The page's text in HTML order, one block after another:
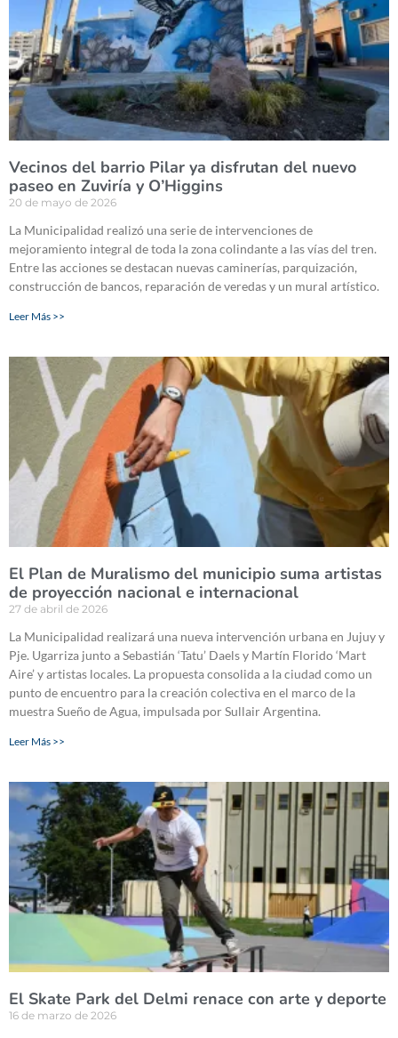
Vecinos del barrio Pilar ya disfrutan del nuevo
paseo en Zuviría y O’Higgins
20 de mayo de 2026
La Municipalidad realizó una serie de intervenciones de
mejoramiento integral de toda la zona colindante a las vías del tren.
Entre las acciones se destacan nuevas caminerías, parquización,
construcción de bancos, reparación de veredas y un mural artístico.
Leer Más >>
El Plan de Muralismo del municipio suma artistas
de proyección nacional e internacional
27 de abril de 2026
La Municipalidad realizará una nueva intervención urbana en Jujuy y
Pje. Ugarriza junto a Sebastián ‘Tatu’ Daels y Martín Florido ‘Mart
Aire’ y artistas locales. La propuesta consolida a la ciudad como un
punto de encuentro para la creación colectiva en el marco de la
muestra Sueño de Agua, impulsada por Sullair Argentina.
Leer Más >>
El Skate Park del Delmi renace con arte y deporte
16 de marzo de 2026